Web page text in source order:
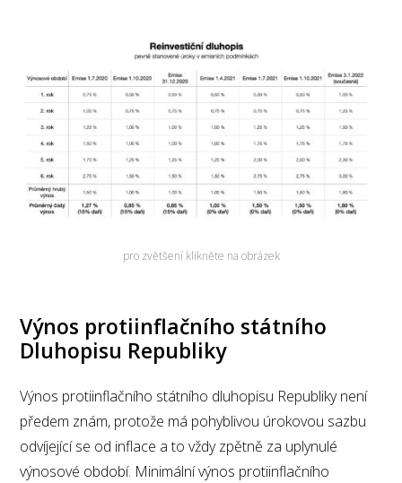
pro zvětšení klikněte na obrázek
Výnos protiinflačního státního
Dluhopisu Republiky
Výnos protiinflačního státního dluhopisu Republiky není
předem znám, protože má pohyblivou úrokovou sazbu
odvíjející se od inflace a to vždy zpětně za uplynulé
výnosové období. Minimální výnos protiinflačního